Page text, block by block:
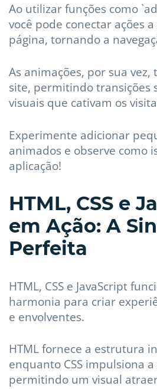
Ao utilizar funções como
você pode conectar ações
página, tornando a
As animações, por sua vez,
site, permitindo transições
visuais que cativam os
Experimente adicionar
animados e observe como
aplicação!
HTML, CSS e
em Ação: A
Perfeita
HTML, CSS e JavaScript
harmonia para criar
e envolventes.
HTML fornece a estrutura
enquanto CSS impulsiona
permitindo um visual